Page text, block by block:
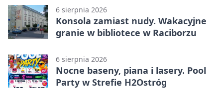
6 sierpnia 2026
Konsola zamiast nudy. Wakacyjne
granie w bibliotece w Raciborzu
6 sierpnia 2026
Nocne baseny, piana i lasery. Pool
Party w Strefie H2Ostróg